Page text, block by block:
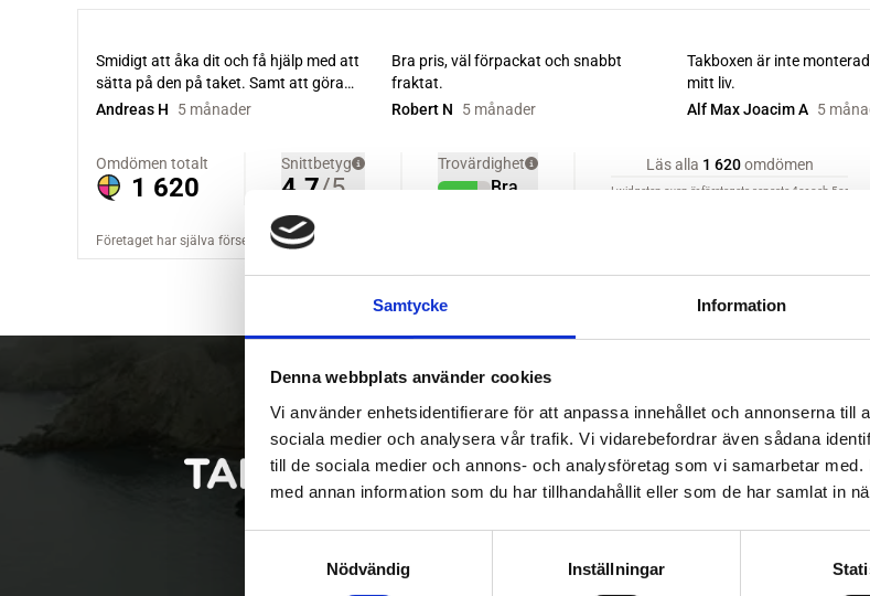
Samtycke Information
Denna webbplats använder cookies
Vi använder enhetsidentifierare för att anpassa innehållet och annonserna till
sociala medier och analysera vår trafik. Vi vidarebefordrar även sådana
till de sociala medier och annons- och analysföretag som vi samarbetar
med annan information som du har tillhandahållit eller som de har samlat in
Nödvändig Inställningar
Betala säkert || Snabba leveranser ||